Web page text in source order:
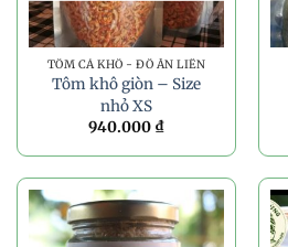
TÔM CÁ KHÔ - ĐỒ ĂN LIỀN
Tôm khô giòn – Size
nhỏ XS
940.000 ₫